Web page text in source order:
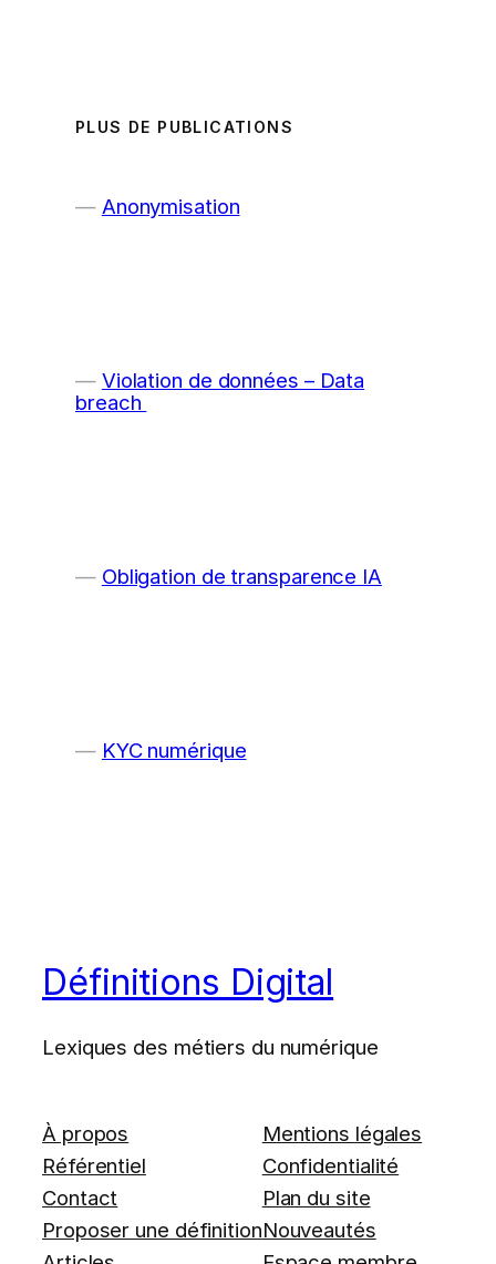
PLUS DE PUBLICATIONS
Anonymisation
Violation de données – Data
breach
Obligation de transparence IA
KYC numérique
Définitions Digital
Lexiques des métiers du numérique
À propos
Référentiel
Contact
Proposer une définition
Mentions légales
Confidentialité
Plan du site
Nouveautés